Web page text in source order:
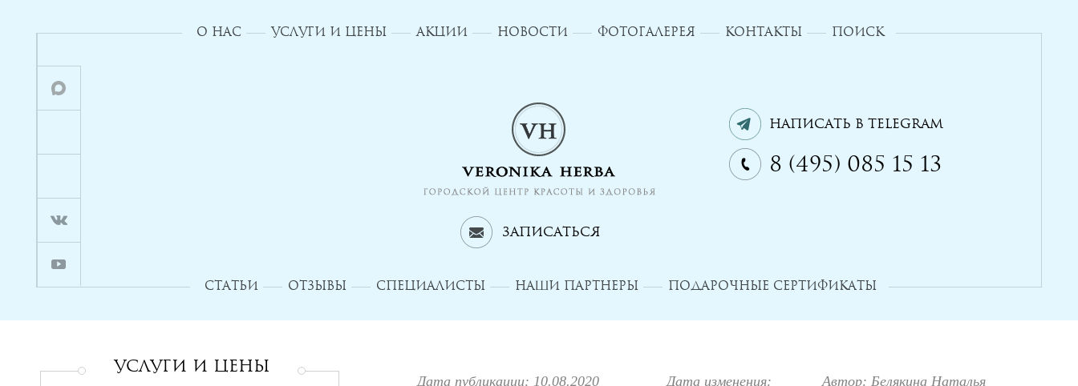
О НАС УСЛУГИ И ЦЕНЫ АКЦИИ НОВОСТИ ФОТОГАЛЕРЕЯ КОНТАКТЫ ПОИСК
СТАТЬИ ОТЗЫВЫ СПЕЦИАЛИСТЫ НАШИ ПАРТНЕРЫ ПОДАРОЧНЫЕ СЕРТИФИКАТЫ
Написать в Telegram
8 (495) 085 15 13
Записаться
УСЛУГИ и ЦЕНЫ
Дата публикации: 10.08.2020
Дата изменения:
Автор:Белякина Наталья